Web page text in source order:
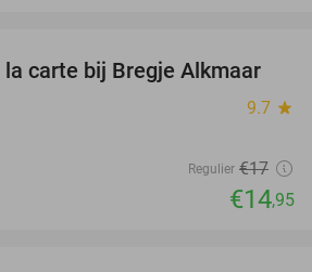
12%
carte bij Bregje Alkmaar
9.7 star
Regulier €17
€14,95